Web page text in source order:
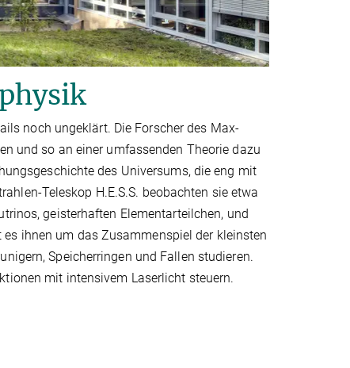
noch ungeklärt. Die Forscher des Max-
und so an einer umfassenden Theorie dazu
des Universums, die eng mit
Teleskop H.E.S.S. beobachten sie etwa
geisterhaften Elementarteilchen, und
ihnen um das Zusammenspiel der kleinsten
Speicherringen und Fallen studieren.
mit intensivem Laserlicht steuern.